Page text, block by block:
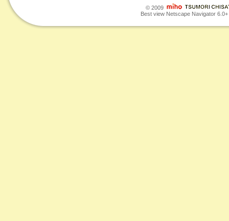
© 2009
Best view Netscape Navigator